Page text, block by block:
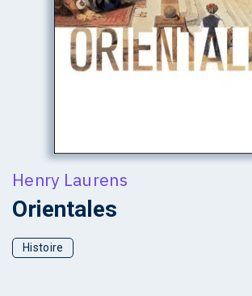
Henry Laurens
Orientales
Histoire